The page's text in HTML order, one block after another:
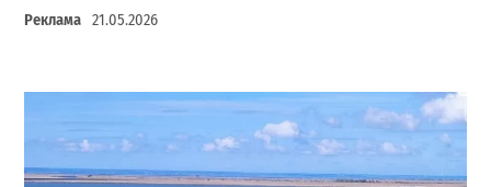
Реклама 21.05.2026